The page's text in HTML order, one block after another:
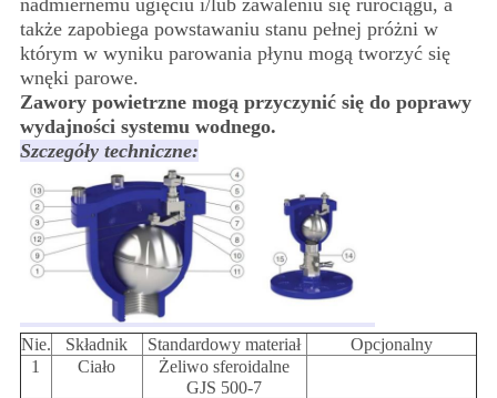
nadmiernemu ugięciu i/lub zawaleniu się rurociągu, a
także zapobiega powstawaniu stanu pełnej próżni w
którym w wyniku parowania płynu mogą tworzyć się
wnęki parowe.
Zawory powietrzne mogą przyczynić się do poprawy
wydajności systemu wodnego.
Szczegóły techniczne:
Nie. Składnik Standardowy materiał
Opcjonalny
1
Ciało
Żeliwo sferoidalne
GJS 500-7